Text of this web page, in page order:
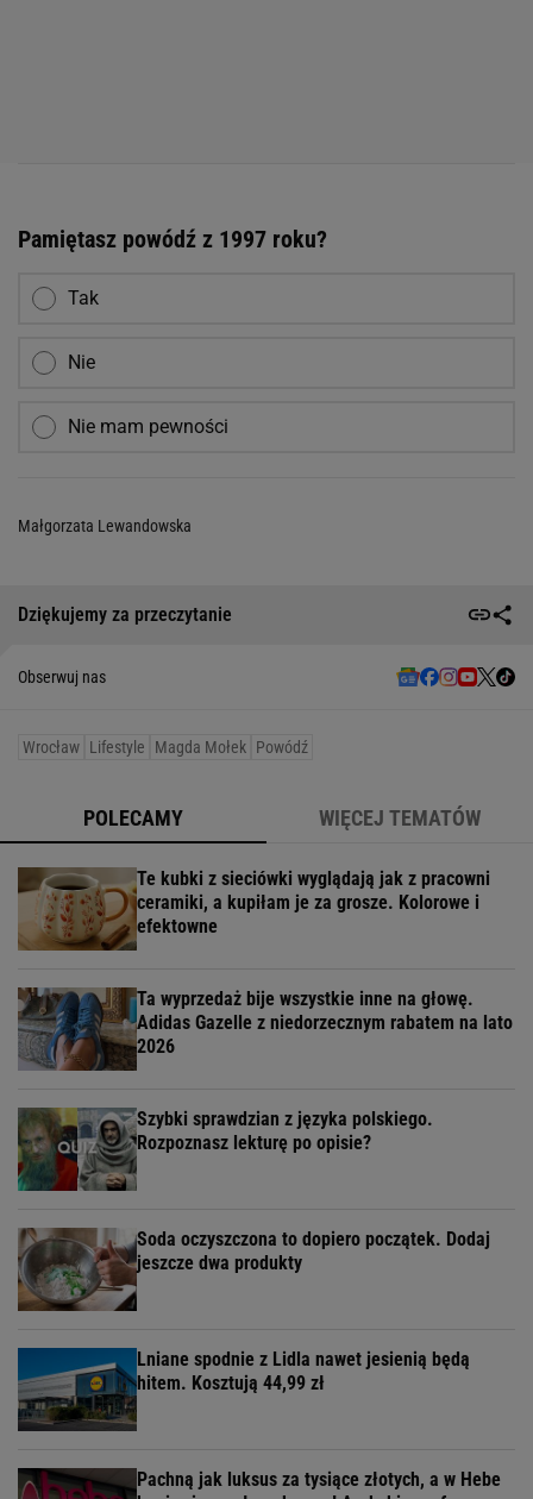
Pamiętasz powódź z 1997 roku?
Tak
Nie
Nie mam pewności
Małgorzata Lewandowska
Dziękujemy za przeczytanie
Obserwuj nas
Wrocław Lifestyle Magda Mołek Powódź
POLECAMY WIĘCEJ TEMATÓW
Te kubki z sieciówki wyglądają jak z pracowni
ceramiki, a kupiłam je za grosze. Kolorowe i
efektowne
Ta wyprzedaż bije wszystkie inne na głowę.
Adidas Gazelle z niedorzecznym rabatem na lato
2026
Szybki sprawdzian z języka polskiego.
Rozpoznasz lekturę po opisie?
Soda oczyszczona to dopiero początek. Dodaj
jeszcze dwa produkty
Lniane spodnie z Lidla nawet jesienią będą
hitem. Kosztują 44,99 zł
Pachną jak luksus za tysiące złotych, a w Hebe